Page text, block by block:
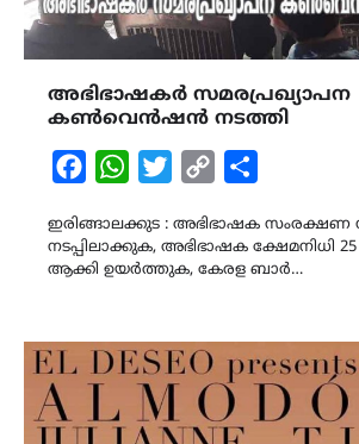
അഭിഭാഷകർ സമരപ്രഖ്യാപന
കൺവെൻഷൻ നടത്തി
FacebookWhatsAppTwitterCopy
ഇരിങ്ങാലക്കുട : അഭിഭാഷക സംരക്ഷണ
നടപ്പിലാക്കുക, അഭിഭാഷക ക്ഷേമനിധി
ആക്കി ഉയർത്തുക, കേരള ബാർ…